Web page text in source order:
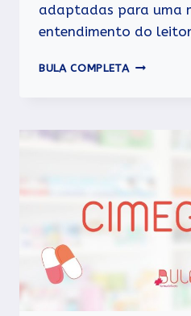
adaptadas para uma
entendimento do
BULA COMPLETA MULTIGRIP